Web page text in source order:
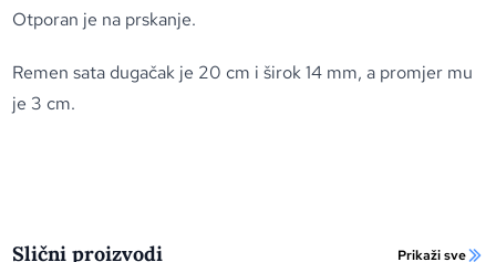
Otporan je na prskanje.
Remen sata dugačak je 20 cm i širok 14 mm, a promjer mu
je 3 cm.
Slični proizvodi Prikaži sve